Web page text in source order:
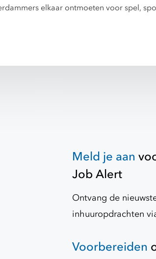
elkaar ontmoeten voor spel,
Meld je aan
Job Alert
Ontvang de
inhuuropdrachten
Voorbereiden